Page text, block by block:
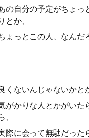
の自分の予定がちょっ
とか、
ょっとこの人、なんだ
くないんじゃないかと
がかりな人とかがいた
、
際に会って無駄だった